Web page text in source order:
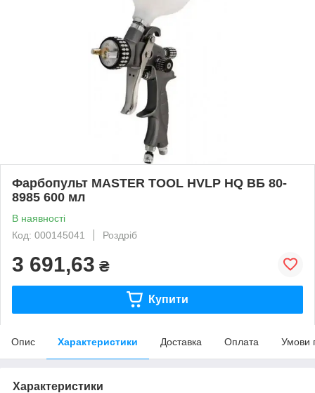
Фарбопульт MASTER TOOL HVLP HQ ВБ 80-
8985 600 мл
В наявності
Код: 000145041
Роздріб
3 691,63 ₴
Купити
Опис Характеристики Доставка Оплата Умови
Характеристики